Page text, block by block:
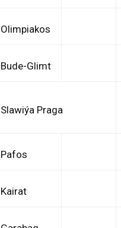
Olimpiakos
Bude-Glimt
Slawiýa Praga
Pafos
Kairat